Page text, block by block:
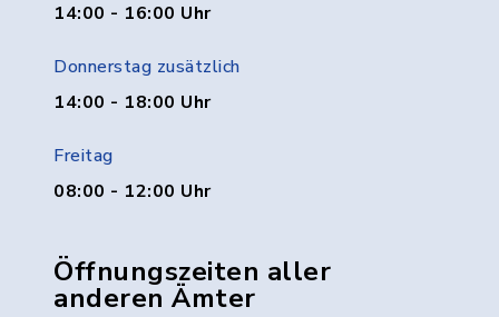
14:00 - 16:00 Uhr
Donnerstag zusätzlich
14:00 - 18:00 Uhr
Freitag
08:00 - 12:00 Uhr
Öffnungszeiten aller
anderen Ämter